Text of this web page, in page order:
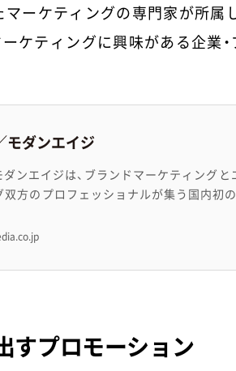
ーケティングの専門家が所属
ケティングに興味がある企業
ダンエイジ
ンエイジは、ブランドマーケティングと
双方のプロフェッショナルが集う国内初
すプロモーション